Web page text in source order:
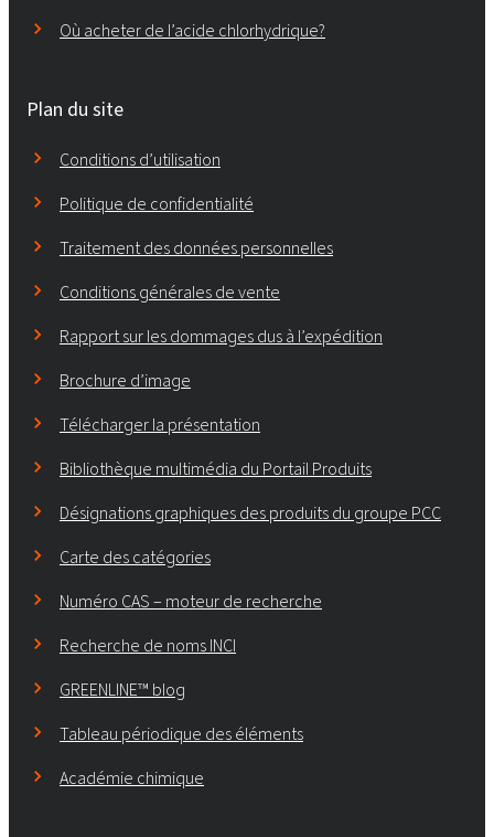
Où acheter de l’acide chlorhydrique?
Plan du site
Conditions d’utilisation
Politique de confidentialité
Traitement des données personnelles
Conditions générales de vente
Rapport sur les dommages dus à l’expédition
Brochure d’image
Télécharger la présentation
Bibliothèque multimédia du Portail Produits
Désignations graphiques des produits du groupe PCC
Carte des catégories
Numéro CAS – moteur de recherche
Recherche de noms INCI
GREENLINE™ blog
Tableau périodique des éléments
Académie chimique